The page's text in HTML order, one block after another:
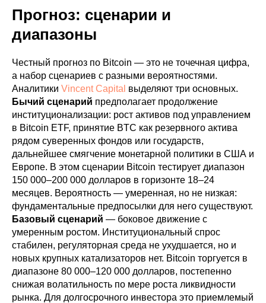
Прогноз: сценарии и
диапазоны
Честный прогноз по Bitcoin — это не точечная цифра,
а набор сценариев с разными вероятностями.
Аналитики Vincent Capital выделяют три основных.
Бычий сценарий предполагает продолжение
институционализации: рост активов под управлением
в Bitcoin ETF, принятие BTC как резервного актива
рядом суверенных фондов или государств,
дальнейшее смягчение монетарной политики в США и
Европе. В этом сценарии Bitcoin тестирует диапазон
150 000–200 000 долларов в горизонте 18–24
месяцев. Вероятность — умеренная, но не низкая:
фундаментальные предпосылки для него существуют.
Базовый сценарий — боковое движение с
умеренным ростом. Институциональный спрос
стабилен, регуляторная среда не ухудшается, но и
новых крупных катализаторов нет. Bitcoin торгуется в
диапазоне 80 000–120 000 долларов, постепенно
снижая волатильность по мере роста ликвидности
рынка. Для долгосрочного инвестора это приемлемый